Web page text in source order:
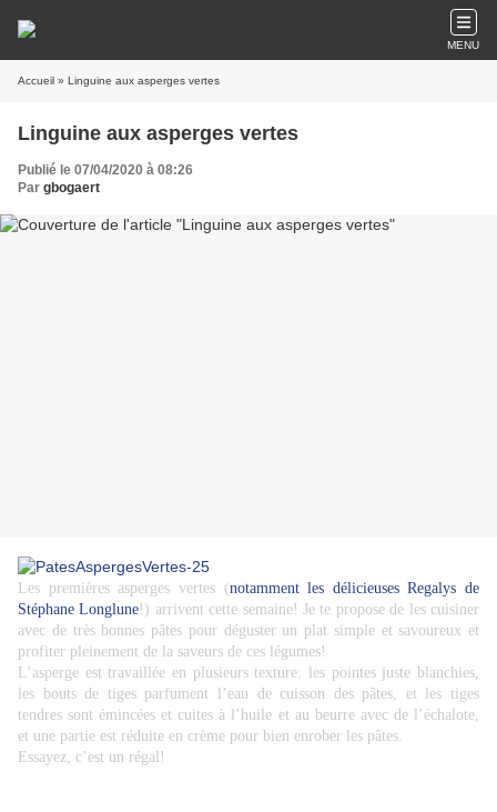
MENU
Accueil » Linguine aux asperges vertes
Linguine aux asperges vertes
Publié le 07/04/2020 à 08:26
Par gbogaert
Les premières asperges vertes (notamment les délicieuses Regalys de
Stéphane Longlune!) arrivent cette semaine! Je te propose de les cuisiner
avec de très bonnes pâtes pour déguster un plat simple et savoureux et
profiter pleinement de la saveurs de ces légumes!
L’asperge est travaillée en plusieurs texture: les pointes juste blanchies,
les bouts de tiges parfument l’eau de cuisson des pâtes, et les tiges
tendres sont émincées et cuites à l’huile et au beurre avec de l’échalote,
et une partie est réduite en crème pour bien enrober les pâtes.
Essayez, c’est un régal!